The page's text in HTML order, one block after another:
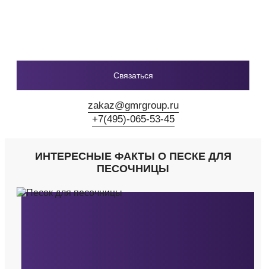
Связаться
zakaz@gmrgroup.ru
+7(495)-065-53-45
ИНТЕРЕСНЫЕ ФАКТЫ О ПЕСКЕ ДЛЯ
ПЕСОЧНИЦЫ